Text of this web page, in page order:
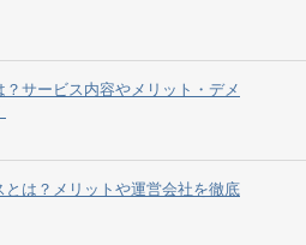
サービス内容やメリット・デメ
とは？メリットや運営会社を徹底